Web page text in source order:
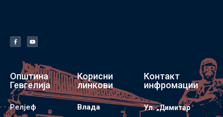
Општина
Гевгелија
Релјеф
Корисни
линкови
Влада
Контакт
инфромации
Ул. „Димитар